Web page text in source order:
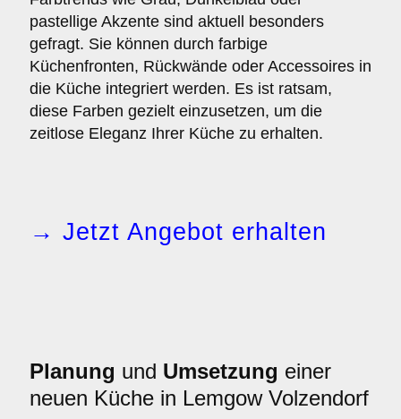
pastellige Akzente sind aktuell besonders
gefragt. Sie können durch farbige
Küchenfronten, Rückwände oder Accessoires in
die Küche integriert werden. Es ist ratsam,
diese Farben gezielt einzusetzen, um die
zeitlose Eleganz Ihrer Küche zu erhalten.
→ Jetzt Angebot erhalten
Planung und Umsetzung einer
neuen Küche in Lemgow Volzendorf